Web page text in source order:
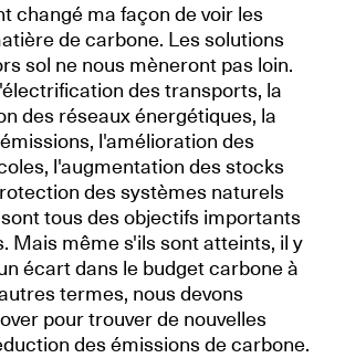
changé ma façon de voir les
de carbone. Les solutions
sol ne nous mèneront pas loin.
des transports, la
des réseaux énergétiques, la
l'amélioration des
l'augmentation des stocks
des systèmes naturels
tous des objectifs importants
Mais même s'ils sont atteints, il y
écart dans le budget carbone à
termes, nous devons
pour trouver de nouvelles
des émissions de carbone.